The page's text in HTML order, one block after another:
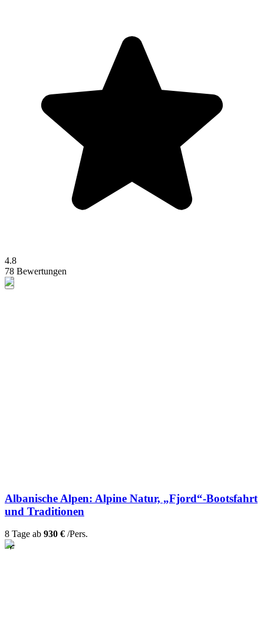
4.8
78 Bewertungen
Albanische Alpen: Alpine Natur, „Fjord“-Bootsfahrt
und Traditionen
8 Tage ab 930 € /Pers.